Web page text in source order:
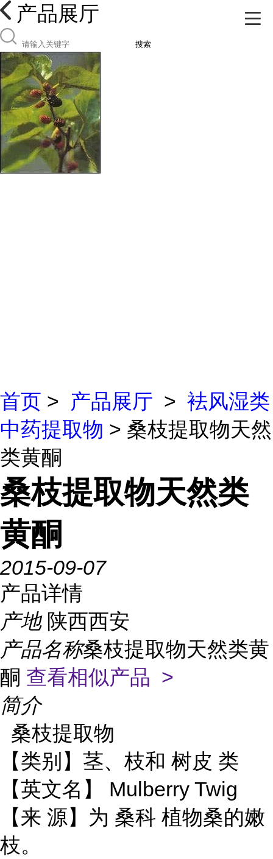
产品展厅
搜索
首页 > 产品展厅 > 袪风湿类
中药提取物 > 桑枝提取物天然
类黄酮
桑枝提取物天然类
黄酮
2015-09-07
产品详情
产地 陕西西安
产品名称桑枝提取物天然类黄
酮 查看相似产品 >
简介
桑枝提取物
【类别】茎、枝和 树皮 类
【英文名】 Mulberry Twig
【来 源】为 桑科 植物桑的嫩
枝。